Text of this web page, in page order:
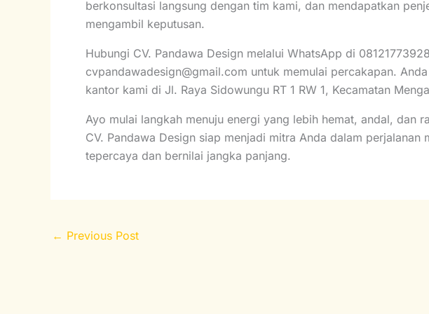
berkonsultasi langsung dengan tim kami, dan mendapatkan
mengambil keputusan.
Hubungi CV. Pandawa Design melalui WhatsApp di
cvpandawadesign@gmail.com untuk memulai percakapan.
kantor kami di Jl. Raya Sidowungu RT 1 RW 1, Kecamatan
Ayo mulai langkah menuju energi yang lebih hemat, andal, dan
CV. Pandawa Design siap menjadi mitra Anda dalam perjalanan
tepercaya dan bernilai jangka panjang.
← Previous Post